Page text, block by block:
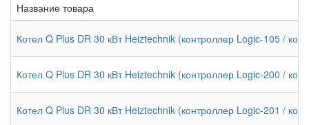
Название товара
Котел Q Plus DR 30 кВт Heiztechnik (контроллер Logic-105 /
Котел Q Plus DR 30 кВт Heiztechnik (контроллер Logic-200 /
Котел Q Plus DR 30 кВт Heiztechnik (контроллер Logic-201 /